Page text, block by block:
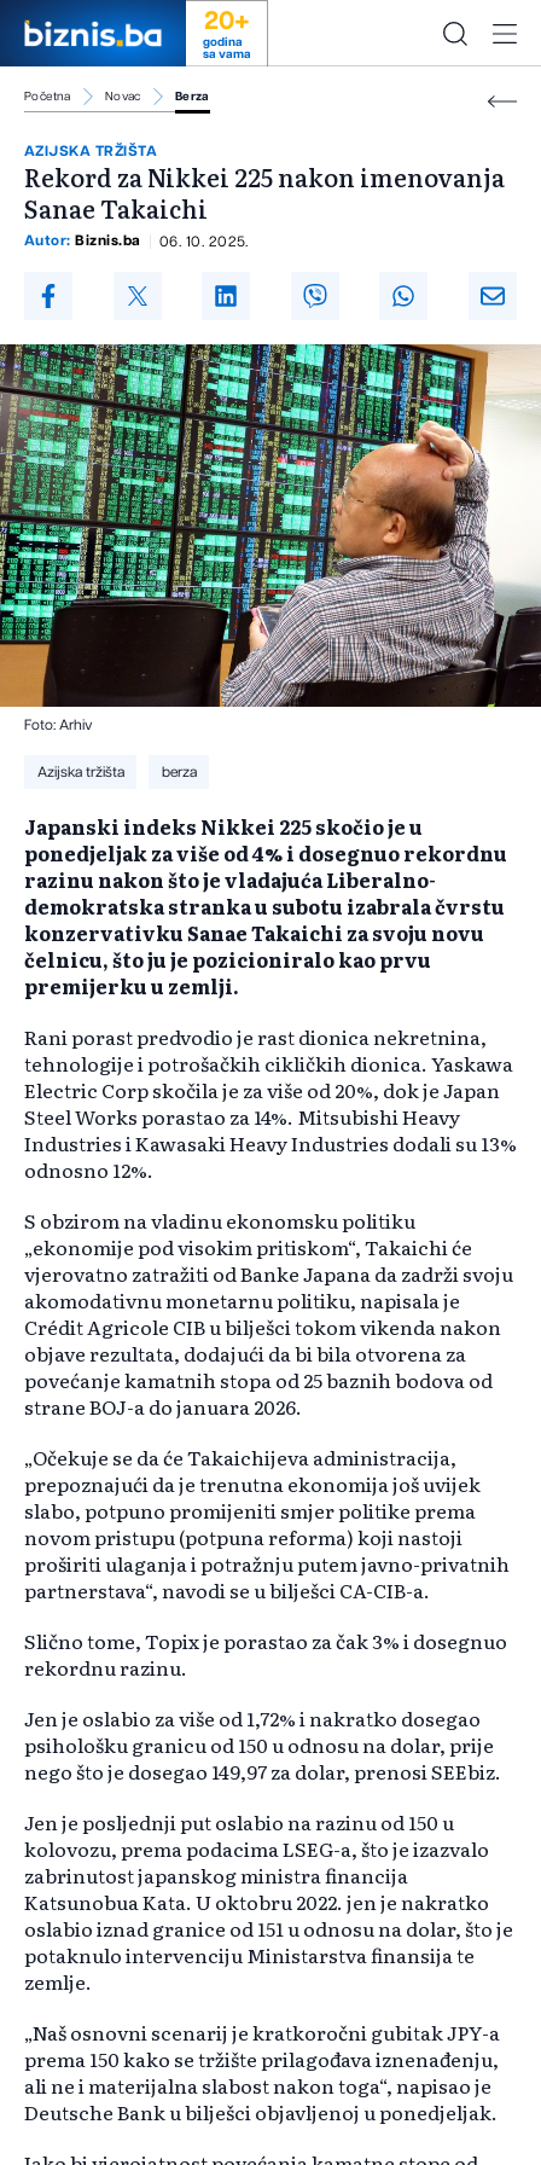
20+
godina
sa vama
Početna Novac Berza
AZIJSKA TRŽIŠTA
Rekord za Nikkei 225 nakon imenovanja
Sanae Takaichi
Autor: Biznis.ba 06. 10. 2025.
Foto: Arhiv
Azijska tržišta berza
Japanski indeks Nikkei 225 skočio je u
ponedjeljak za više od 4% i dosegnuo rekordnu
razinu nakon što je vladajuća Liberalno-
demokratska stranka u subotu izabrala čvrstu
konzervativku Sanae Takaichi za svoju novu
čelnicu, što ju je pozicioniralo kao prvu
premijerku u zemlji.
Rani porast predvodio je rast dionica nekretnina,
tehnologije i potrošačkih cikličkih dionica. Yaskawa
Electric Corp skočila je za više od 20%, dok je Japan
Steel Works porastao za 14%. Mitsubishi Heavy
Industries i Kawasaki Heavy Industries dodali su 13%
odnosno 12%.
S obzirom na vladinu ekonomsku politiku
„ekonomije pod visokim pritiskom“, Takaichi će
vjerovatno zatražiti od Banke Japana da zadrži svoju
akomodativnu monetarnu politiku, napisala je
Crédit Agricole CIB u bilješci tokom vikenda nakon
objave rezultata, dodajući da bi bila otvorena za
povećanje kamatnih stopa od 25 baznih bodova od
strane BOJ-a do januara 2026.
„Očekuje se da će Takaichijeva administracija,
prepoznajući da je trenutna ekonomija još uvijek
slabo, potpuno promijeniti smjer politike prema
novom pristupu (potpuna reforma) koji nastoji
proširiti ulaganja i potražnju putem javno-privatnih
partnerstava“, navodi se u bilješci CA-CIB-a.
Slično tome, Topix je porastao za čak 3% i dosegnuo
rekordnu razinu.
Jen je oslabio za više od 1,72% i nakratko dosegao
psihološku granicu od 150 u odnosu na dolar, prije
nego što je dosegao 149,97 za dolar, prenosi SEEbiz.
Jen je posljednji put oslabio na razinu od 150 u
kolovozu, prema podacima LSEG-a, što je izazvalo
zabrinutost japanskog ministra financija
Katsunobua Kata. U oktobru 2022. jen je nakratko
oslabio iznad granice od 151 u odnosu na dolar, što je
potaknulo intervenciju Ministarstva finansija te
zemlje.
„Naš osnovni scenarij je kratkoročni gubitak JPY-a
prema 150 kako se tržište prilagođava iznenađenju,
ali ne i materijalna slabost nakon toga“, napisao je
Deutsche Bank u bilješci objavljenoj u ponedjeljak.